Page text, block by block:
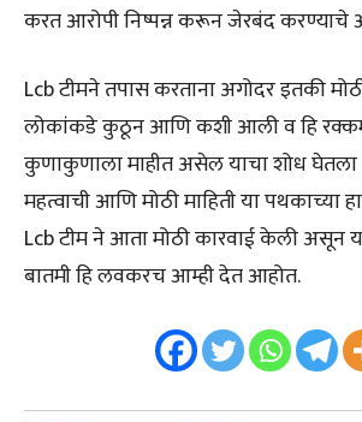
करत आरोपी निष्पन्न करून जेरबंद
Lcb टीमने तपास करताना अगोदर इतकी
लोकांकडे कुठून आणि कशी आली व हि
कुणाकुणाला माहीत असेल याचा शोध
महत्वाची आणि मोठी माहिती या पथकाच्या
Lcb टीम ने आता मोठी कारवाई केली असून
बातमी हि लवकरच आम्ही देत आहोत.